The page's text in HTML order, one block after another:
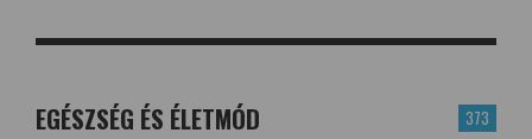
373
EGÉSZSÉG ÉS ÉLETMÓD